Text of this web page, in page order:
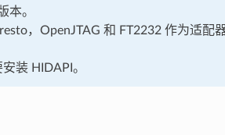
本。
，OpenJTAG 和 FT2232 作为适配
装 HIDAPI。